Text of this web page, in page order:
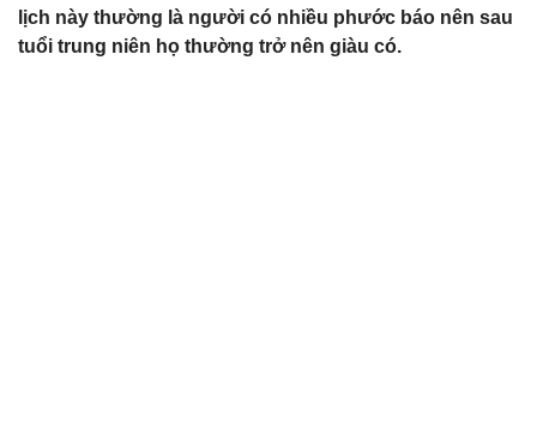
lịch này thường là người có nhiều phước báo nên sau
tuổi trung niên họ thường trở nên giàu có.